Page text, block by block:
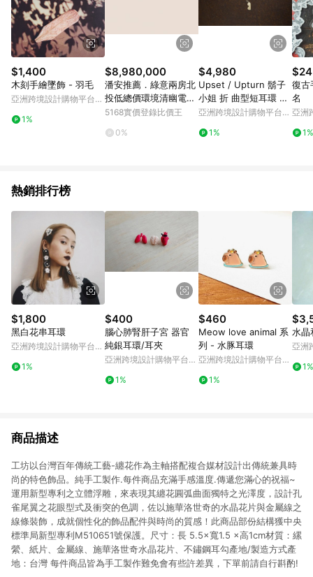
Pinkoi 購物商品資訊頁及購物車標示為準。 10. 點數紅包使用規
則請以點數紅包活動說明為準。 11. 若於 LINE 購物前往 Pinkoi
頁面後才首次下載 Pinkoi APP 並完成訂單，不符合導購資格；承
上，首次下載 Pinkoi APP 後，需透過 LINE 購物前往 Pinkoi 頁
面，方享導購資格。
$1,400
木刻手繪墜飾 - 羽毛
亞洲跨境設計購物平台
1%
$8,980,000
潘安推薦．綠意兩房北
投低總價環境清幽電梯
美宅｜台北市北投區溫
5168實價登錄比價王
0%
$4,980
Upset / Upturn 鬍子
小姐 折 曲型短耳環 Cu
rved Short Earring
亞洲跨境設計購物平台
1%
$24
復古
名
亞洲
1%
熱銷排行榜
$1,800
黑白花串耳環
亞洲跨境設計購物平台
1%
$400
腦心肺腎肝子宮 器官
純銀耳環/耳夾
亞洲跨境設計購物平台
1%
$460
Meow love animal 系
列 - 水豚耳環
亞洲跨境設計購物平台
1%
水晶
亞洲
1%
商品描述
工坊以台灣百年傳統工藝-纏花作為主軸搭配複合媒材設計出傳統兼具時
尚的特色飾品。純手工製作.每件商品充滿手感溫度.傳遞您滿心的祝福~
運用新型專利之立體浮雕，來表現其纏花圓弧曲面獨特之光澤度，設計孔
雀尾翼之花眼型式及衝突的色調，佐以施華洛世奇的水晶花片與金屬線之
線條裝飾，成就個性化的飾品配件與時尚的質感！此商品部份結構獲中央
標準局新型專利M510651號保護。尺寸：長 5.5×寬1.5 ×高1cm材質：縲
縈、紙片、金屬線、施華洛世奇水晶花片、不鏽鋼耳勾產地/製造方式產
地：台灣 每件商品皆為手工製作難免會有些許差異，下單前請自行斟酌!